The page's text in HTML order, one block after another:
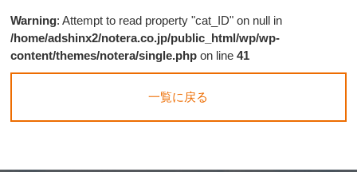
Warning: Attempt to read property "cat_ID" on null in
/home/adshinx2/notera.co.jp/public_html/wp/wp-
content/themes/notera/single.php on line41
一覧に戻る